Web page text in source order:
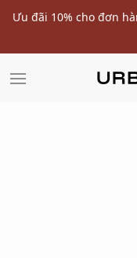
Ưu đãi 10% cho đơn
SALE